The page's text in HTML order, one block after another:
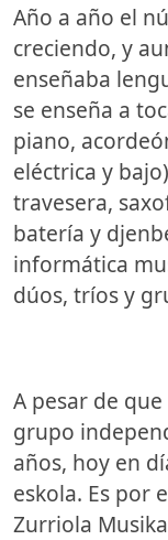
Año a año el
creciendo, y
enseñaba
se enseña a
piano,
eléctrica y
travesera,
batería y
informática
dúos, tríos y
A pesar de
grupo
años, hoy en
eskola. Es por
Zurriola